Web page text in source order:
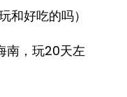
和好吃的吗）
南，玩20天左